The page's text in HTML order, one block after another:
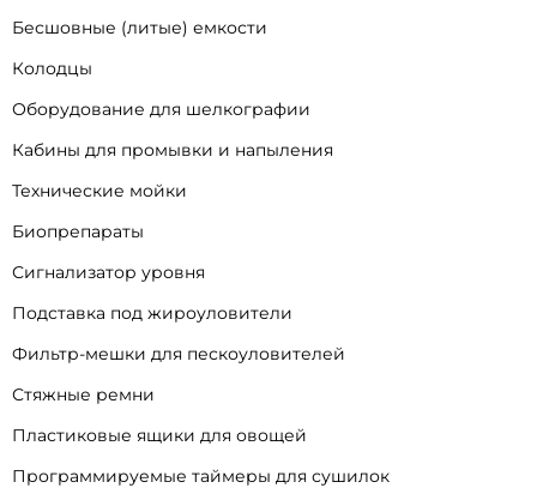
Бесшовные (литые) емкости
Колодцы
Оборудование для шелкографии
Кабины для промывки и напыления
Технические мойки
Биопрепараты
Сигнализатор уровня
Подставка под жироуловители
Фильтр-мешки для пескоуловителей
Стяжные ремни
Пластиковые ящики для овощей
Программируемые таймеры для сушилок